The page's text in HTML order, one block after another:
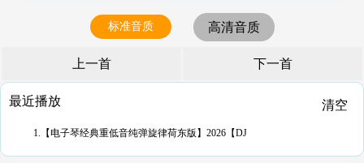
标准音质 高清音质
上一首 下一首
最近播放 清空
1.【电子琴经典重低音纯弹旋律荷东版】2026【DJ